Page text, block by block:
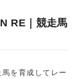
RE｜競走馬
を育成してレー